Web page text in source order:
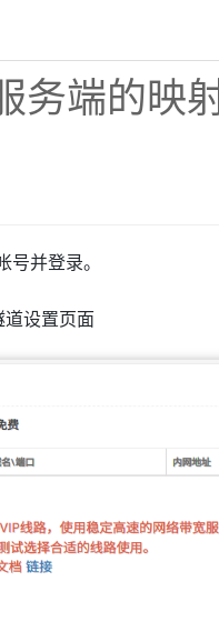
务端的映
号并登录。
道设置页面